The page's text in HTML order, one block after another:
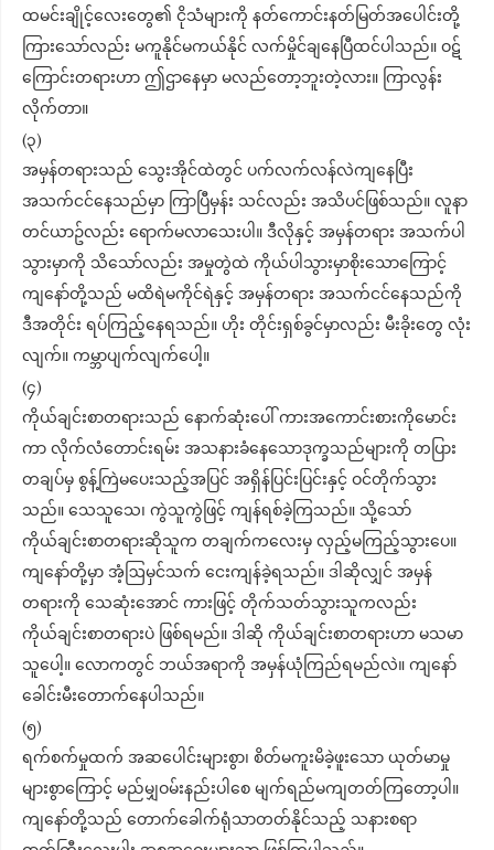
ထမင်းချိုင့်လေးတွေ၏ ငိုသံများကို နတ်ကောင်းနတ်မြတ်အပေါင်းတို့
ကြားသော်လည်း မကူနိုင်မကယ်နိုင် လက်မှိုင်ချနေပြီထင်ပါသည်။ ဝဋ်
ကြောင်းတရားဟာ ဤဌာနေမှာ မလည်တော့ဘူးတဲ့လား။ ကြာလွန်း
လိုက်တာ။
(၃)
အမှန်တရားသည် သွေးအိုင်ထဲတွင် ပက်လက်လန်လဲကျနေပြီး
အသက်ငင်နေသည်မှာ ကြာပြီမှန်း သင်လည်း အသိပင်ဖြစ်သည်။ လူနာ
တင်ယာဥ်လည်း ရောက်မလာသေးပါ။ ဒီလိုနှင့် အမှန်တရား အသက်ပါ
သွားမှာကို သိသော်လည်း အမှုတွဲထဲ ကိုယ်ပါသွားမှာစိုးသောကြောင့်
ကျ​​နော်တို့သည် မထိရဲမကိုင်ရဲနှင့် အမှန်တရား အသက်ငင်​နေသည်ကို
ဒီအတိုင်း ရပ်ကြည့်နေရသည်။ ဟိုး တိုင်းရှစ်ခွင်မှာလည်း မီးခိုးတွေ လုံး
လျက်။ ကမ္ဘာပျက်လျက်ပေါ့။
(၄)
ကိုယ်ချင်းစာတရားသည် နောက်ဆုံးပေါ် ကားအကောင်းစားကိုမောင်း
ကာ လိုက်လံတောင်းရမ်း အသနားခံနေသောဒုက္ခသည်များကို တပြား
တချပ်မှ စွန့်ကြဲမပေးသည့်အပြင် အရှိန်ပြင်းပြင်းနှင့် ဝင်တိုက်သွား
သည်။ သေသူသေ၊ ကွဲသူကွဲ​ဖြင့် ကျန်ရစ်ခဲ့ကြသည်။ သို့သော်
ကိုယ်ချင်းစာတရားဆိုသူက တချက်ကလေးမှ လှည့်မကြည့်သွားပေ။
ကျ​​နော်တို့မှာ အံ့ဩမှင်သက် ငေးကျန်ခဲ့ရသည်။ ဒါဆိုလျှင် အမှန်
တရားကို သေဆုံးအောင် ကားဖြင့် တိုက်သတ်သွားသူကလည်း
ကိုယ်ချင်းစာတရားပဲ ဖြစ်ရမည်။ ဒါဆို ကိုယ်ချင်းစာတရားဟာ မသမာ
သူပေါ့။ လောကတွင် ဘယ်အရာကို အမှန်ယုံကြည်ရမည်လဲ။ ကျနော်
ခေါင်းမီးတောက်နေပါသည်။
(၅)
ရက်စက်မှုထက် အဆပေါင်းများစွာ၊ စိတ်မကူးမိခဲ့ဖူးသော ယုတ်မာမှု
များစွာကြောင့် မည်မျှဝမ်းနည်းပါစေ မျက်ရည်မကျတတ်ကြတော့ပါ။
ကျ​​နော်တို့သည် တောက်ခေါက်ရုံသာတတ်နိုင်သည့် သနားစရာ